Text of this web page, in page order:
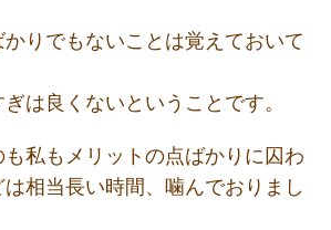
かりでもないことは覚えておいて
は良くないということです。
私もメリットの点ばかりに囚わ
相当長い時間、噛んでおりまし